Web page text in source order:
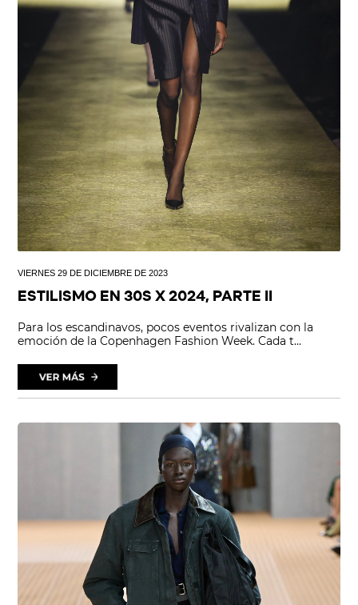
VIERNES 29 DE DICIEMBRE DE 2023
ESTILISMO EN 30S X 2024, PARTE II
Para los escandinavos, pocos eventos rivalizan con la
emoción de la Copenhagen Fashion Week. Cada t...